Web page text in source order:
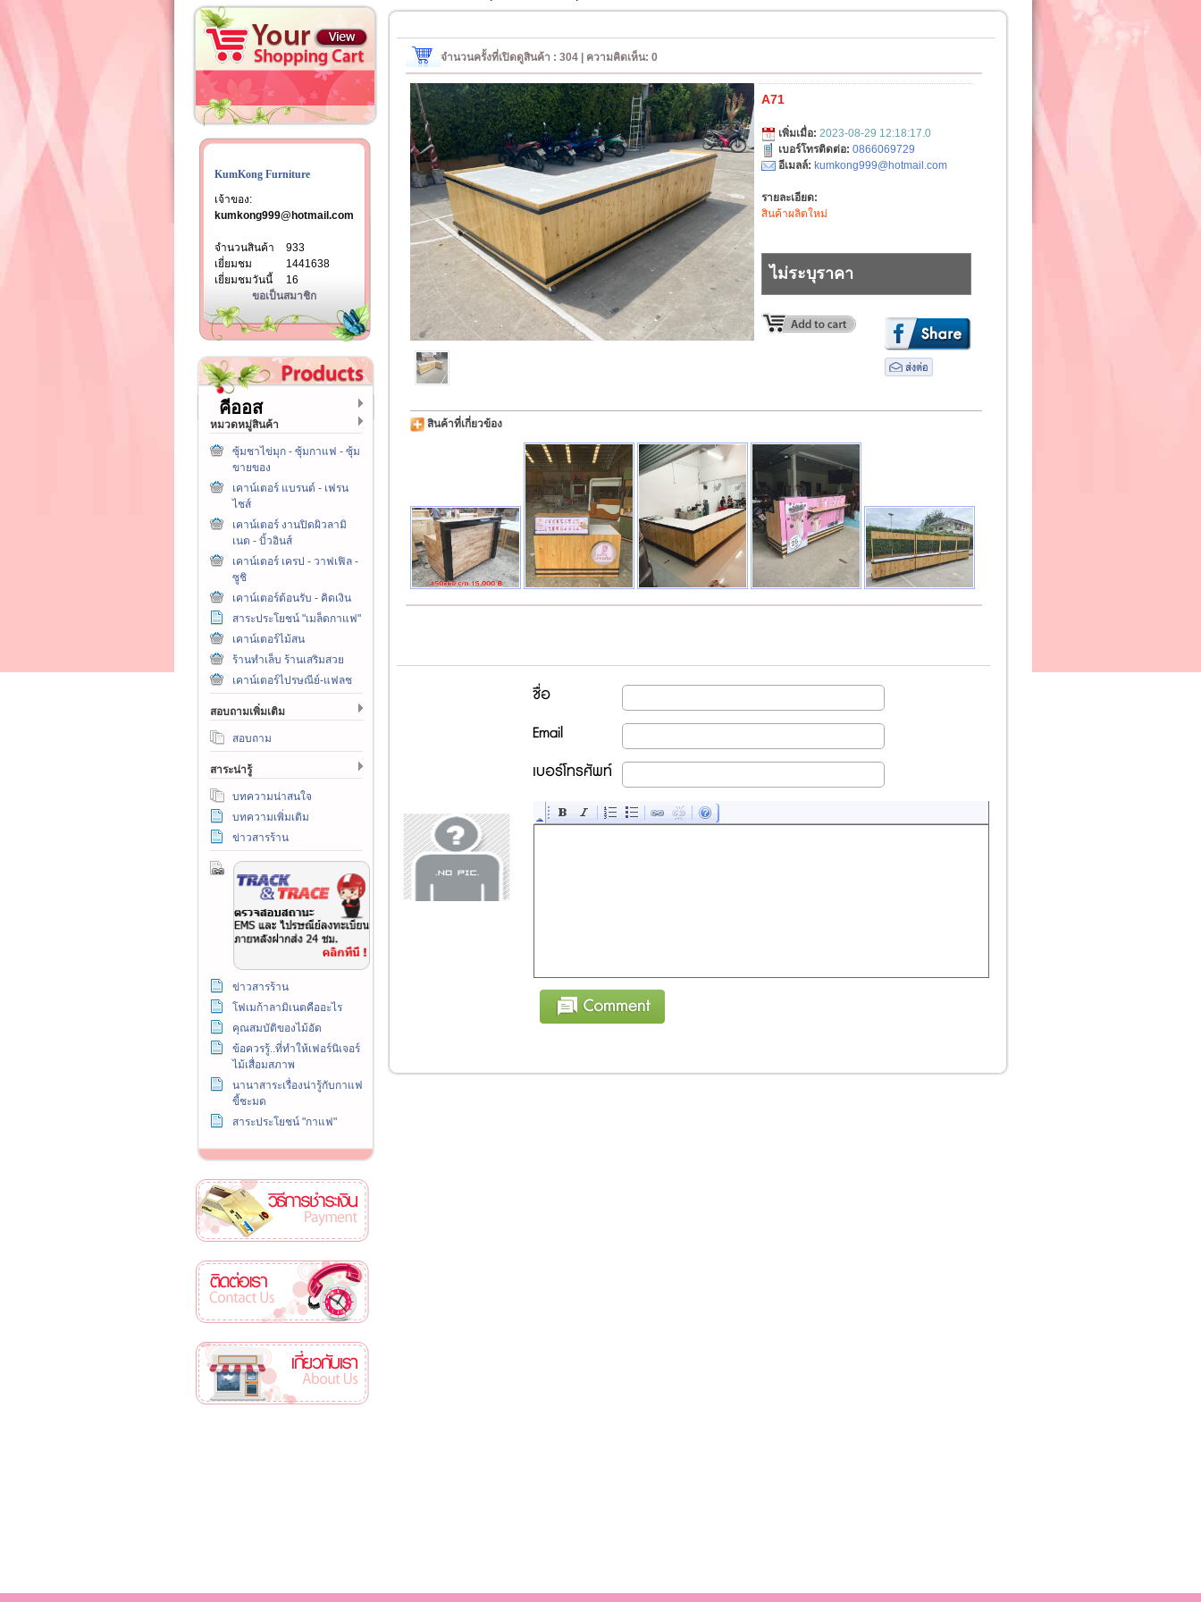
KumKong Furniture
เจ้าของ:
kumkong999@hotmail.com
จำนวนสินค้า
933
เยี่ยมชม
1441638
เยี่ยมชมวันนี้
16
ขอเป็นสมาชิก
คีออส
หมวดหมู่สินค้า
ซุ้มชาไข่มุก - ซุ้มกาแฟ - ซุ้ม
ขายของ
เคาน์เตอร์ แบรนด์ - เฟรน
ไชส์
เคาน์เตอร์ งานปิดผิวลามิ
เนต - บิ้วอินส์
เคาน์เตอร์ เครป - วาฟเฟิล -
ซูชิ
เคาน์เตอร์ต้อนรับ - คิดเงิน
สาระประโยชน์ "เมล็ดกาแฟ"
เคาน์เตอร์ไม้สน
ร้านทำเล็บ ร้านเสริมสวย
เคาน์เตอร์ไปรษณีย์-แฟลช
สอบถามเพิ่มเติม
สอบถาม
สาระน่ารู้
บทความน่าสนใจ
บทความเพิ่มเติม
ข่าวสารร้าน
ข่าวสารร้าน
โฟเมก้าลามิเนตคืออะไร
คุณสมบัติของไม้อัด
ข้อควรรู้..ที่ทำให้เฟอร์นิเจอร์
ไม้เสื่อมสภาพ
นานาสาระเรื่องน่ารู้กับกาแฟ
ขี้ชะมด
สาระประโยชน์ "กาแฟ"
จำนวนครั้งที่เปิดดูสินค้า : 304 | ความคิดเห็น: 0
A71
เพิ่มเมื่อ: 2023-08-29 12:18:17.0
เบอร์โทรติดต่อ: 0866069729
อีเมลล์: kumkong999@hotmail.com
รายละเอียด:
สินค้าผลิตใหม่
ไม่ระบุราคา
สินค้าที่เกี่ยวข้อง
ชื่อ
Email
เบอร์โทรศัพท์